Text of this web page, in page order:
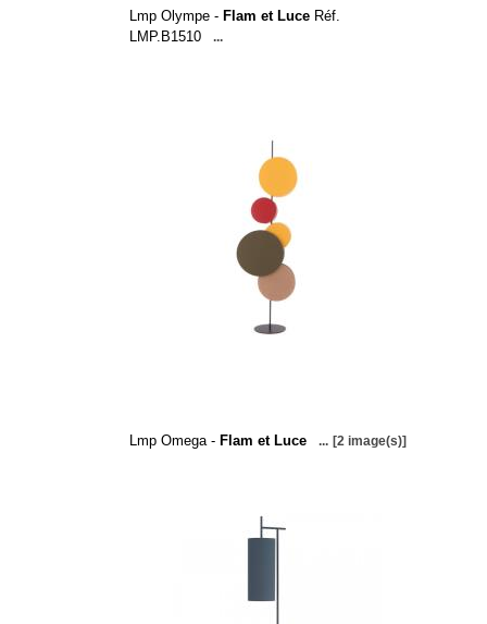
Lmp Olympe - Flam et LuceRéf.
LMP.B1510
...
Lmp Omega - Flam et Luce ... [2 image(s)]